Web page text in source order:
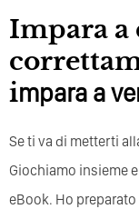
Impara a
impara a
Se ti va di metterti
Giochiamo insieme
eBook. Ho